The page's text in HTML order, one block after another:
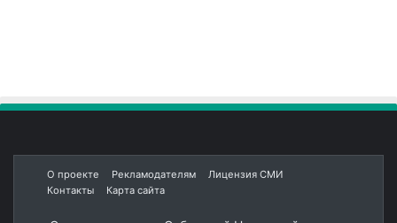
О проекте Рекламодателям
Лицензия СМИ
Контакты
Карта сайта